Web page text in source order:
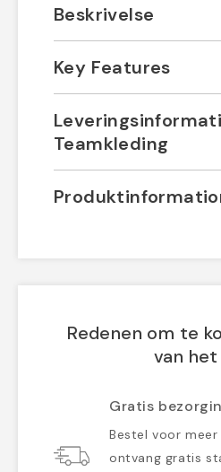
Beskrivelse
Key Features
Teamkleding
Redenen om te
van het
Gratis
Bestel voor
ontvang gratis